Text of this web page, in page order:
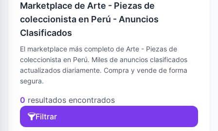
Marketplace de Arte - Piezas de
coleccionista en Perú - Anuncios
Clasificados
El marketplace más completo de Arte - Piezas de
coleccionista en Perú. Miles de anuncios clasificados
actualizados diariamente. Compra y vende de forma
segura.
0 resultados encontrados
Filtrar